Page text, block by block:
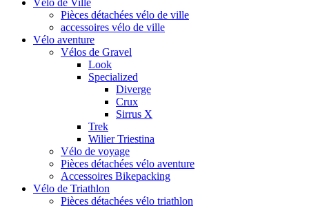
Vélo de Ville
Pièces détachées vélo de ville
accessoires vélo de ville
Vélo aventure
Vélos de Gravel
Look
Specialized
Diverge
Crux
Sirrus X
Trek
Wilier Triestina
Vélo de voyage
Pièces détachées vélo aventure
Accessoires Bikepacking
Vélo de Triathlon
Pièces détachées vélo triathlon